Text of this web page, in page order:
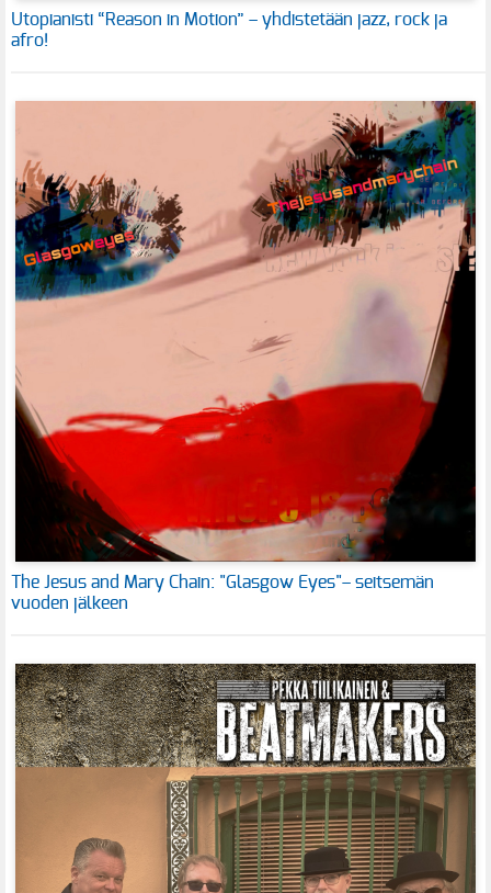
Utopianisti “Reason in Motion” – yhdistetään jazz, rock ja
afro!
The Jesus and Mary Chain: "Glasgow Eyes"– seitsemän
vuoden jälkeen